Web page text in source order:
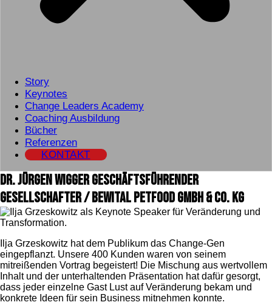
Story
Keynotes
Change Leaders Academy
Coaching Ausbildung
Bücher
Referenzen
KONTAKT
Dr. Jürgen Wigger geschäftsführender
Gesellschafter / BEWITAL petfood GmbH & Co. KG
Ilja Grzeskowitz hat dem Publikum das Change-Gen
eingepflanzt. Unsere 400 Kunden waren von seinem
mitreißenden Vortrag begeistert! Die Mischung aus wertvollem
Inhalt und der unterhaltenden Präsentation hat dafür gesorgt,
dass jeder einzelne Gast Lust auf Veränderung bekam und
konkrete Ideen für sein Business mitnehmen konnte.